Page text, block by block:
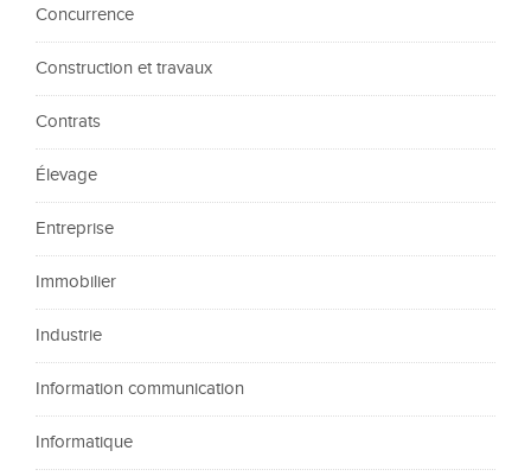
Concurrence
Construction et travaux
Contrats
Élevage
Entreprise
Immobilier
Industrie
Information communication
Informatique